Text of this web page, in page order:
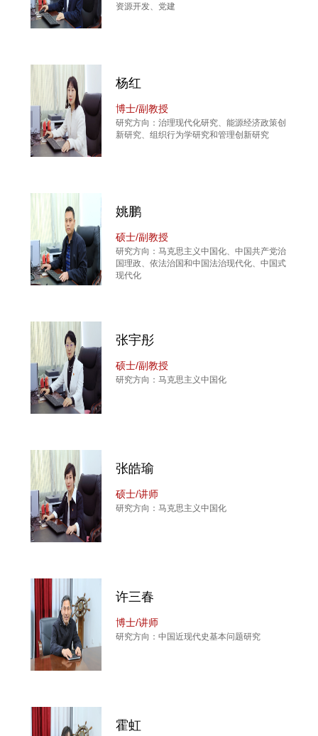
资源开发、党建
杨红
博士/副教授
研究方向：治理现代化研究、能源经济政策创
新研究、组织行为学研究和管理创新研究
姚鹏
硕士/副教授
研究方向：马克思主义中国化、中国共产党治
国理政、依法治国和中国法治现代化、中国式
现代化
张宇彤
硕士/副教授
研究方向：马克思主义中国化
张皓瑜
硕士/讲师
研究方向：马克思主义中国化
许三春
博士/讲师
研究方向：中国近现代史基本问题研究
霍虹